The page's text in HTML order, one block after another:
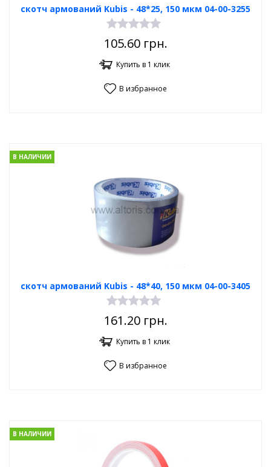
скотч армований Kubis - 48*25, 150 мкм 04-00-3255
105.60грн.
Купить в 1 клик
В избранное
скотч армований Kubis - 48*40, 150 мкм 04-00-3405
В НАЛИЧИИ
161.20грн.
Купить в 1 клик
В избранное
В НАЛИЧИИ